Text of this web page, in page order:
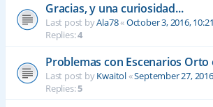
Gracias, y una curiosidad...
Last post byAla78«October 3, 2016, 10:21
Replies:4
Problemas con Escenarios Orto
Last post byKwaitol«September 27,
Replies:5